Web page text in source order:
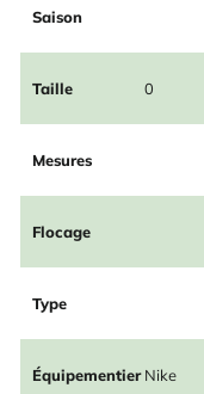
Saison
Taille 0
Mesures
Flocage
Type
Équipementier Nike